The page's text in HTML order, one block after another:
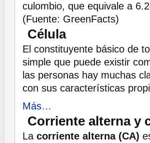
culombio, que equivale a
(Fuente: GreenFacts)
Célula
El constituyente básico de
simple que puede existir
las personas hay muchas
con sus características
Más…
Corriente alterna y
La corriente alterna (CA)